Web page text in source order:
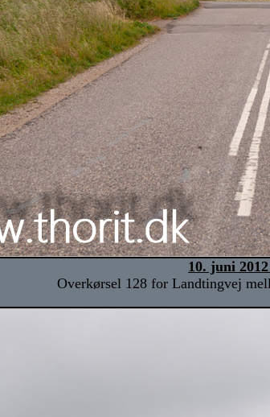
10. juni
Overkørsel 128 for Landtingvej